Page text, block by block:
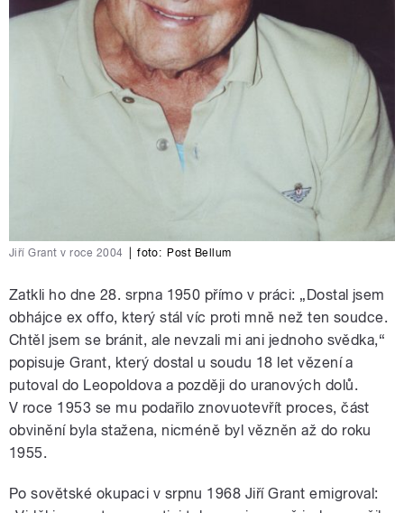
Jiří Grant v roce 2004 foto: Post Bellum
Zatkli ho dne 28. srpna 1950 přímo v práci: „Dostal jsem
obhájce ex offo, který stál víc proti mně než ten soudce.
Chtěl jsem se bránit, ale nevzali mi ani jednoho svědka,“
popisuje Grant, který dostal u soudu 18 let vězení a
putoval do Leopoldova a později do uranových dolů.
V roce 1953 se mu podařilo znovuotevřít proces, část
obvinění byla stažena, nicméně byl vězněn až do roku
1955.
Po sovětské okupaci v srpnu 1968 Jiří Grant emigroval: